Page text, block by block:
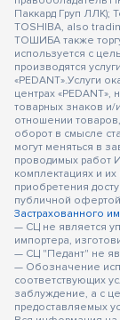
Паккард Груп ЛЛК);
TOSHIBA, also
ТОШИБА также
используется с
производятся
«PEDANT».Услуги
центрах
товарных знаков
отношении
оборот в смысле
могут меняться в
проводимых работ
комплектациях и
приобретения
публичной
Застрахованного
— СЦ не является
импортера,
— СЦ "Педант" не
— Обозначение
соответствующих
заблуждение, а с
предоставляемых